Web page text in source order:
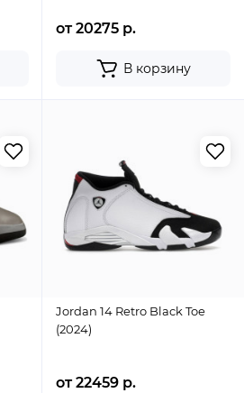
от 20275 р.
В корзину
Jordan 14 Retro Black Toe
(2024)
от 22459 р.